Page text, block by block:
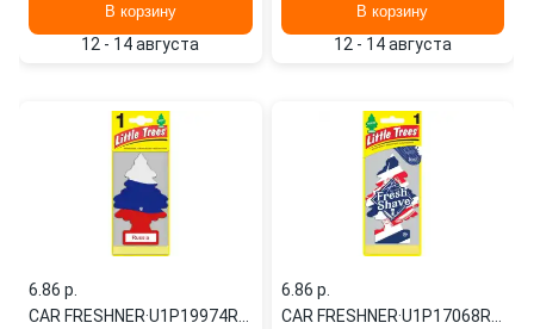
В корзину
12 - 14 августа
В корзину
12 - 14 августа
6.86 p.
CAR FRESHNER·
6.86 p.
CAR FRESHNER·